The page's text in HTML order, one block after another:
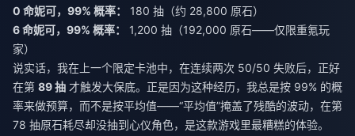
0 命妮可，99% 概率：
180 抽（约 28,800 原石）
6 命妮可，99% 概率：
1,200 抽（192,000 原石——仅限重氪玩
家）
说实话，我在上一个限定卡池中，在连续两次 50/50 失败后，正好
在第 89 抽 才触发大保底。正是因为这种经历，我总是按 99% 的概
率来做预算，而不是按平均值——“平均值”掩盖了残酷的波动，在第
78 抽原石耗尽却没抽到心仪角色，是这款游戏里最糟糕的体验。